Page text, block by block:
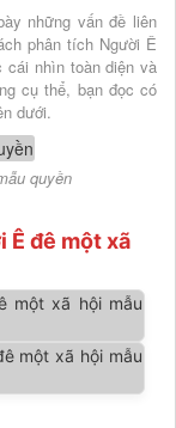
những vấn đề liên
phân tích Người Ê
cái nhìn toàn diện và
cụ thể, bạn đọc có
dưới.
quyền
Ê đê một xã